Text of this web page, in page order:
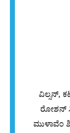
ವಿಲ್ಸನ್,
ರೋಶನ್
ಮುಳಾವೆಂ